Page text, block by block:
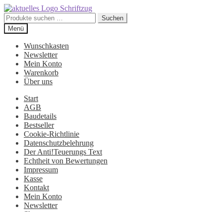
Suchen
nach:
Suchen
Zur
Navigation
springen
Zum
Inhalt
springen
Menü
Wunschkasten
Newsletter
Mein Konto
Warenkorb
Über uns
Start
AGB
Baudetails
Bestseller
Cookie-Richtlinie
Datenschutzbelehrung
Der Anti!Teuerungs Text
Echtheit von Bewertungen
Impressum
Kasse
Kontakt
Mein Konto
Newsletter